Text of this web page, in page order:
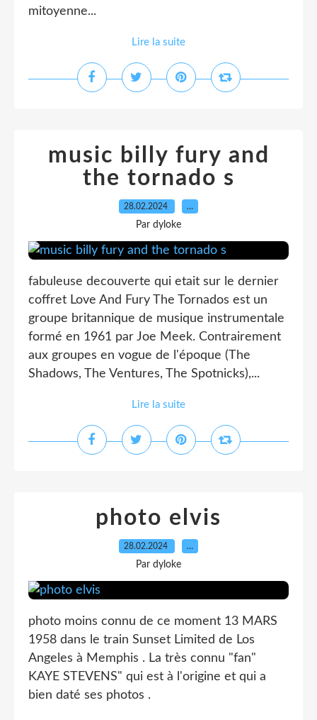
mitoyenne...
Lire la suite
music billy fury and
the tornado s
28.02.2024 …
Par dyloke
fabuleuse decouverte qui etait sur le dernier
coffret Love And Fury The Tornados est un
groupe britannique de musique instrumentale
formé en 1961 par Joe Meek. Contrairement
aux groupes en vogue de l'époque (The
Shadows, The Ventures, The Spotnicks),...
Lire la suite
photo elvis
28.02.2024 …
Par dyloke
photo moins connu de ce moment 13 MARS
1958 dans le train Sunset Limited de Los
Angeles à Memphis . La très connu "fan"
KAYE STEVENS" qui est à l'origine et qui a
bien daté ses photos .